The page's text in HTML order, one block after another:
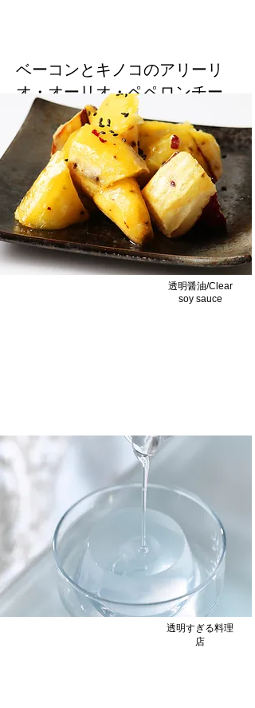
ベーコンとキノコのアリーリ
オ・オーリオ・ペペロンチー
ノ/Aglio Olio Peperonchino with
Bacon and Mushrooms
にんにくの風味、透明醤油とオリーブオイル
のソース/Garlic flavor, clear soy sauce and
olive oil sauce.
透明醤油/Clear
soy sauce
大学芋/Candied Sweet
Potatoes
さつまいもの色目ながらしっかり大学芋で
す/It is a sweet potato.
透明すぎる料理
店